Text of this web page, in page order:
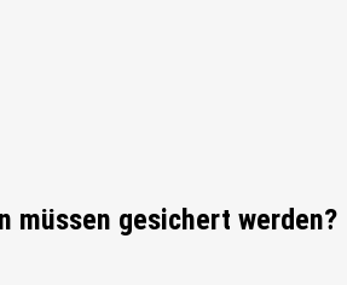
müssen gesichert werden?